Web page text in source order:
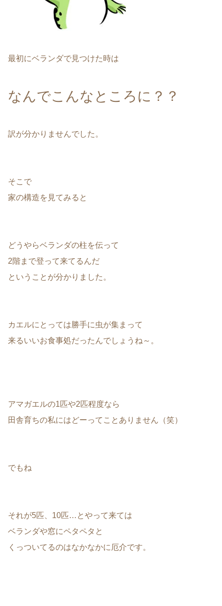
最初にベランダで見つけた時は
なんでこんなところに？？
訳が分かりませんでした。
そこで
家の構造を見てみると
どうやらベランダの柱を伝って
2階まで登って来てるんだ
ということが分かりました。
カエルにとっては勝手に虫が集まって
来るいいお食事処だったんでしょうね～。
アマガエルの1匹や2匹程度なら
田舎育ちの私にはどーってことありません（笑）
でもね
それが5匹、10匹…とやって来ては
ベランダや窓にペタペタと
くっついてるのはなかなかに厄介です。